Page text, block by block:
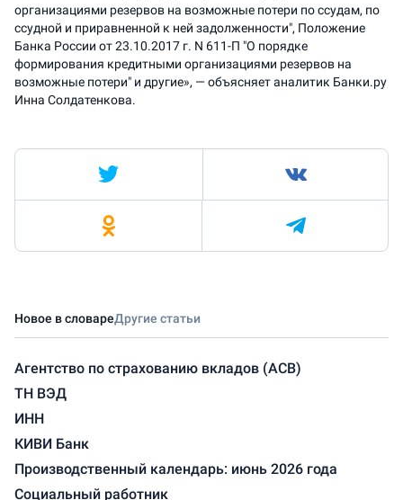
организациями резервов на возможные потери по ссудам, по
ссудной и приравненной к ней задолженности", Положение
Банка России от 23.10.2017 г. N 611-П "О порядке
формирования кредитными организациями резервов на
возможные потери" и другие», — объясняет аналитик Банки.ру
Инна Солдатенкова.
Новое в словареДругие статьи
Агентство по страхованию вкладов (АСВ)
ТН ВЭД
ИНН
КИВИ Банк
Производственный календарь: июнь 2026 года
Социальный работник